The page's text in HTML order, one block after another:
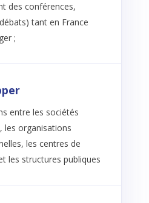
des conférences,
tant en France
;
entre les sociétés
les organisations
les centres de
les structures publiques